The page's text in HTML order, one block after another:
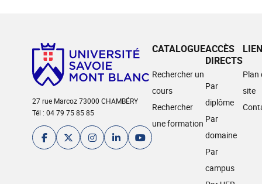
27 rue Marcoz 73000 CHAMBÉRY
Tél : 04 79 75 85 85
CATALOGUE
Rechercher un
cours
Rechercher
une formation
ACCÈS
DIRECTS
Par
diplôme
Par
domaine
Par
campus
Plan
site